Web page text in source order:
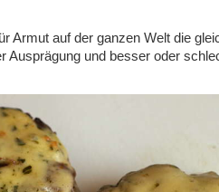
Armut auf der ganzen Welt die
Ausprägung und besser oder